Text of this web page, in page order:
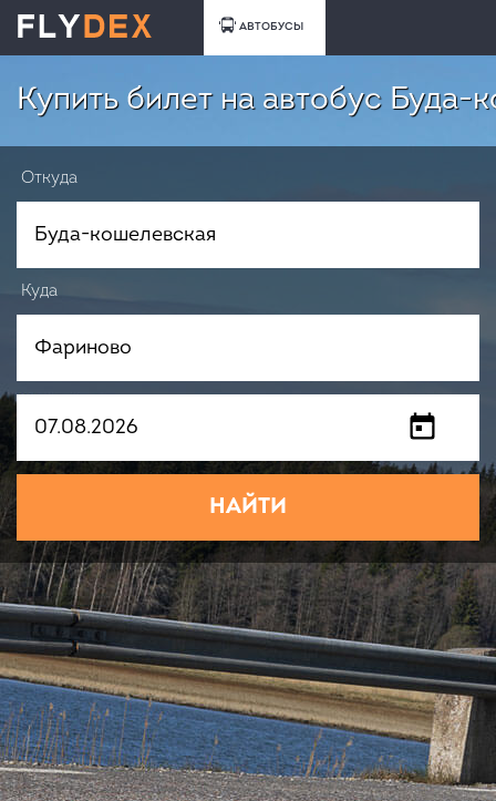
АВТОБУСЫ
Купить билет на автобус
Откуда
Куда
НАЙТИ